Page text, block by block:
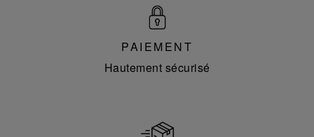
PAIEMENT
Hautement sécurisé